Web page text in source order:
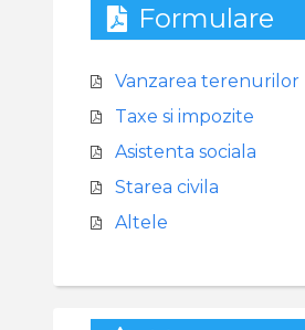
Formulare
Vanzarea terenurilor
Taxe si impozite
Asistenta sociala
Starea civila
Altele